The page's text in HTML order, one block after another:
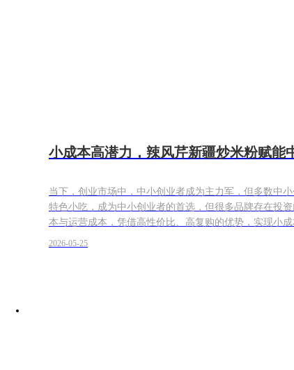
小成本高潜力，辣风芹新疆炒米粉赋能
当下，创业市场中，中小创业者成为主力军，但多数中
特色小吃，成为中小创业者的首选，但很多品牌存在投
本与运营成本，凭借高性价比、高复购的优势，实现小
2026-05-25